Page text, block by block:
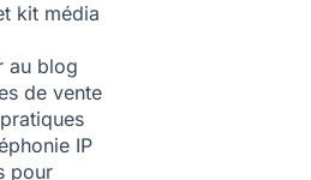
kit média
au blog
de vente
IP
pour